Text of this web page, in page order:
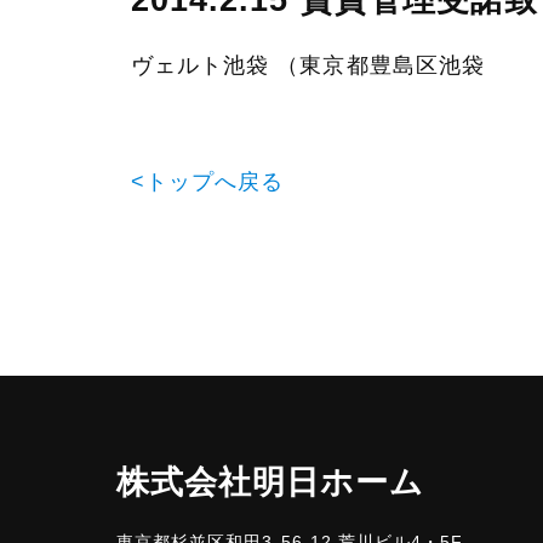
ヴェルト池袋 （東京都豊島区池袋
<トップへ戻る
株式会社明日ホーム